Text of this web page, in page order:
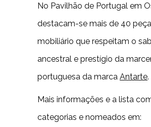
No Pavilhão de Portugal em
destacam-se mais de 40
mobiliário que respeitam o
ancestral e prestígio da
portuguesa da marca Antarte.
Mais informações e a lista
categorias e nomeados em: